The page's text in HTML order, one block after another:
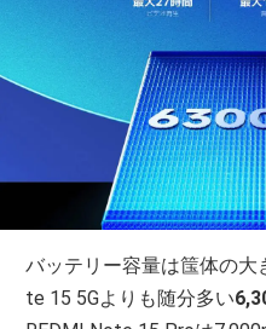
バッテリー容量は筺体の大
te 15 5Gよりも随分多い